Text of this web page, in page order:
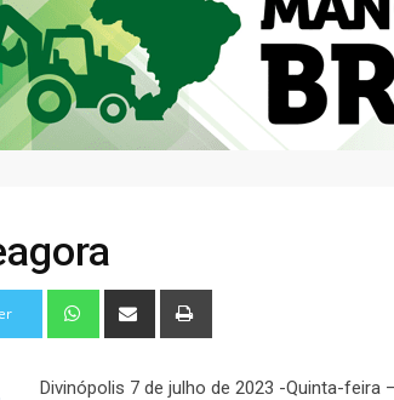
Divinópolis 7 de julho de 2023 -Quinta-feira